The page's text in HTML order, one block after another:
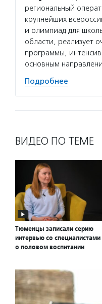
региональный
крупнейших
и олимпиад для
области, реализует
программы,
основным
Подробнее
ВИДЕО ПО ТЕМЕ
Тюменцы записали серию
интервью со специалистами
о половом воспитании